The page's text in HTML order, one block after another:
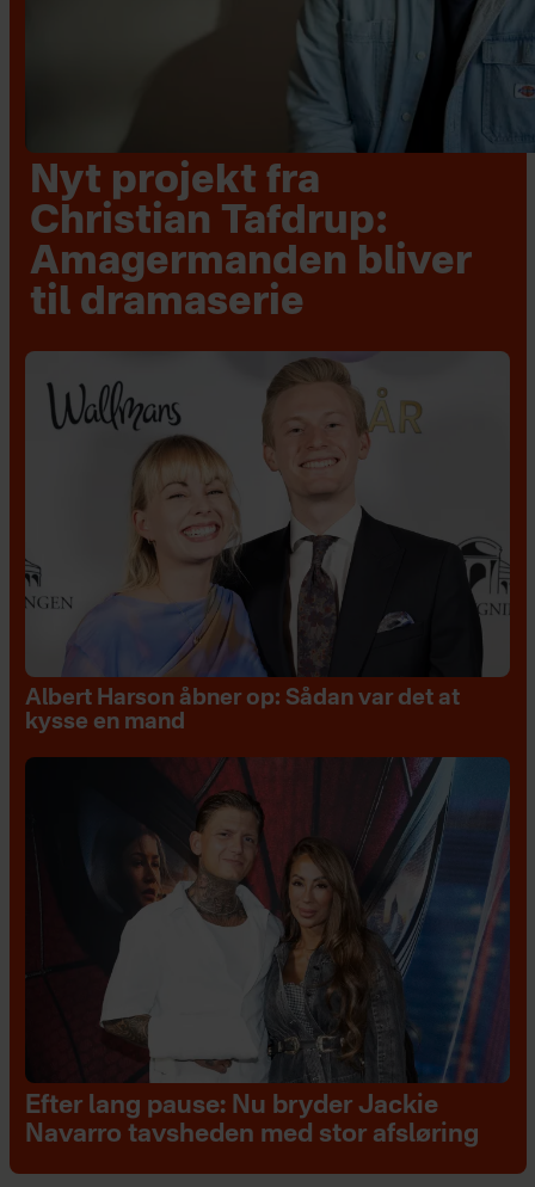
Nyt projekt fra
Christian Tafdrup:
Amagermanden bliver
til dramaserie
Albert Harson åbner op: Sådan var det at
kysse en mand
Efter lang pause: Nu bryder Jackie
Navarro tavsheden med stor afsløring